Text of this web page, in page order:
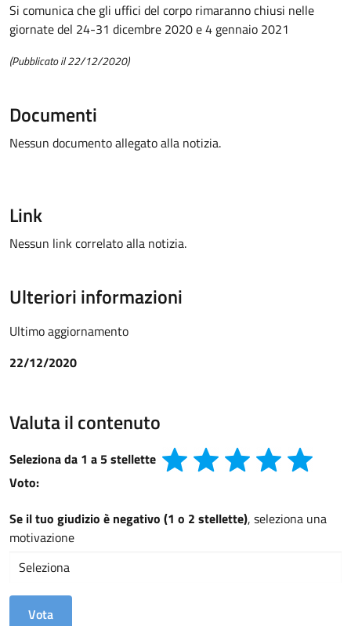
Si comunica che gli uffici del corpo rimaranno chiusi nelle
giornate del 24-31 dicembre 2020 e 4 gennaio 2021
(Pubblicato il 22/12/2020)
Documenti
Nessun documento allegato alla notizia.
Link
Nessun link correlato alla notizia.
Ulteriori informazioni
Ultimo aggiornamento
22/12/2020
Valuta il contenuto
Seleziona da 1 a 5 stellette
Voto:
Se il tuo giudizio è negativo (1 o 2 stellette), seleziona una
motivazione